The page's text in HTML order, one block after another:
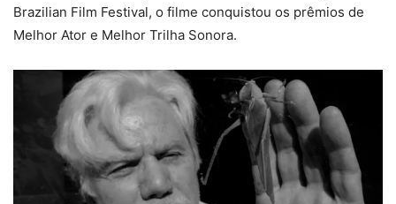
Brazilian Film Festival, o filme conquistou os prêmios de
Melhor Ator e Melhor Trilha Sonora.